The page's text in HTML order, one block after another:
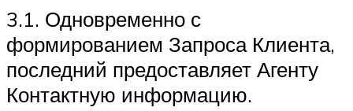
3.1. Одновременно с
формированием Запроса Клиента,
последний предоставляет Агенту
Контактную информацию.